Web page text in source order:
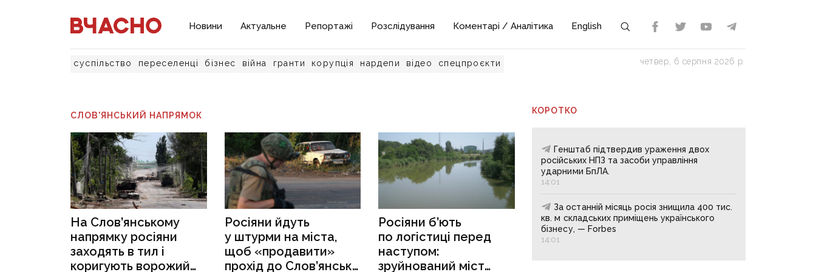
Новини Актуальне Репортажі Розслідування Коментарі / Аналітика English
суспільство переселенці бізнес війна гранти корупція нардепи відео спецпроєкти четвер, 6 серпня 2026 р.
СЛОВ'ЯНСЬКИЙ НАПРЯМОК
На Слов’янському
напрямку росіяни
заходять в тил і
коригують ворожий
Росіяни йдуть
у штурми на міста,
щоб «продавити»
прохід до Слов’янська
Росіяни б’ють
по логістиці перед
наступом:
зруйнований міст
КОРОТКО
Генштаб підтвердив ураження двох
російських НПЗ та засоби управління
ударними БпЛА.
14:01
За останній місяць росія знищила 400 тис.
кв. м складських приміщень українського
бізнесу, — Forbes
14:01